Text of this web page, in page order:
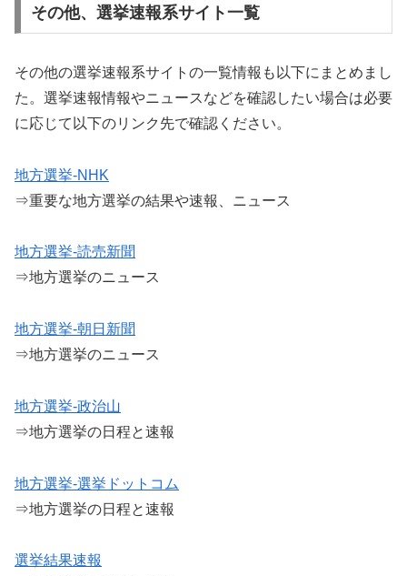
その他、選挙速報系サイト一覧
その他の選挙速報系サイトの一覧情報も以下にまとめまし
た。選挙速報情報やニュースなどを確認したい場合は必要
に応じて以下のリンク先で確認ください。
地方選挙-NHK
⇒重要な地方選挙の結果や速報、ニュース
地方選挙-読売新聞
⇒地方選挙のニュース
地方選挙-朝日新聞
⇒地方選挙のニュース
地方選挙-政治山
⇒地方選挙の日程と速報
地方選挙-選挙ドットコム
⇒地方選挙の日程と速報
選挙結果速報